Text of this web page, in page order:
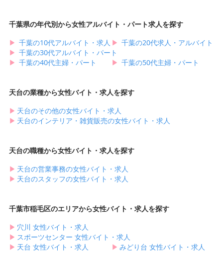
千葉県の年代別から女性アルバイト・パート求人を探す
▶︎ 千葉の10代アルバイト・求人 ▶︎ 千葉の20代求人・アルバイト
▶︎ 千葉の30代アルバイト・パート
▶︎ 千葉の40代主婦・パート ▶︎ 千葉の50代主婦・パート
天台の業種から女性バイト・求人を探す
▶︎ 天台のその他の女性バイト・求人
▶︎ 天台のインテリア・雑貨販売の女性バイト・求人
天台の職種から女性バイト・求人を探す
▶︎ 天台の営業事務の女性バイト・求人
▶︎ 天台のスタッフの女性バイト・求人
千葉市稲毛区のエリアから女性バイト・求人を探す
▶︎ 穴川 女性バイト・求人
▶︎ スポーツセンター 女性バイト・求人
▶︎ 天台 女性バイト・求人 ▶︎ みどり台 女性バイト・求人